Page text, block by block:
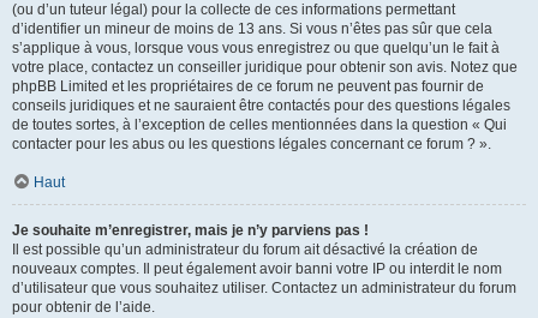
(ou d’un tuteur légal) pour la collecte de ces informations permettant
d’identifier un mineur de moins de 13 ans. Si vous n’êtes pas sûr que cela
s’applique à vous, lorsque vous vous enregistrez ou que quelqu’un le fait à
votre place, contactez un conseiller juridique pour obtenir son avis. Notez que
phpBB Limited et les propriétaires de ce forum ne peuvent pas fournir de
conseils juridiques et ne sauraient être contactés pour des questions légales
de toutes sortes, à l’exception de celles mentionnées dans la question « Qui
contacter pour les abus ou les questions légales concernant ce forum ? ».
Haut
Je souhaite m’enregistrer, mais je n’y parviens pas !
Il est possible qu’un administrateur du forum ait désactivé la création de
nouveaux comptes. Il peut également avoir banni votre IP ou interdit le nom
d’utilisateur que vous souhaitez utiliser. Contactez un administrateur du forum
pour obtenir de l’aide.